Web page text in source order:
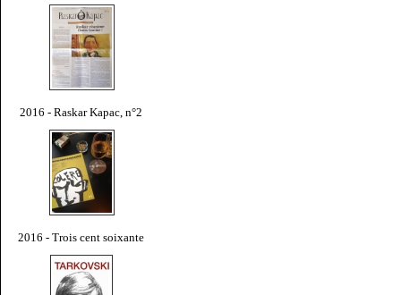
2016 - Raskar Kapac, n°2
2016 - Trois cent soixante